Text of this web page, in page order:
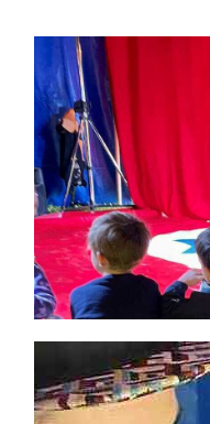
Verkehrsmeldungen
Polizeimeldungen
Themen und Termine
Gewinnspiele